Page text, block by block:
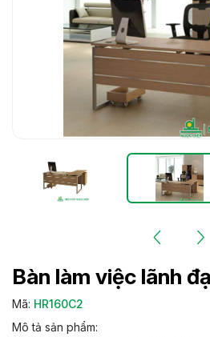
Bàn làm việc lãnh
Mã: HR160C2
Mô tả sản phẩm: